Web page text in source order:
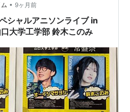
• 9ヶ月前
シャルアニソンライブ in
大学工学部 鈴木このみ